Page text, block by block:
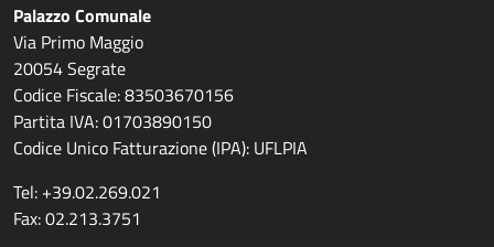
Palazzo Comunale
Via Primo Maggio
20054 Segrate
Codice Fiscale: 83503670156
Partita IVA: 01703890150
Codice Unico Fatturazione (IPA): UFLPIA
Tel: +39.02.269.021
Fax: 02.213.3751